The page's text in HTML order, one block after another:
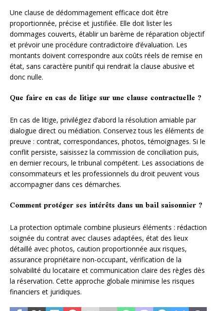
Une clause de dédommagement efficace doit être
proportionnée, précise et justifiée. Elle doit lister les
dommages couverts, établir un barème de réparation objectif
et prévoir une procédure contradictoire d’évaluation. Les
montants doivent correspondre aux coûts réels de remise en
état, sans caractère punitif qui rendrait la clause abusive et
donc nulle.
Que faire en cas de litige sur une clause contractuelle ?
En cas de litige, privilégiez d’abord la résolution amiable par
dialogue direct ou médiation. Conservez tous les éléments de
preuve : contrat, correspondances, photos, témoignages. Si le
conflit persiste, saisissez la commission de conciliation puis,
en dernier recours, le tribunal compétent. Les associations de
consommateurs et les professionnels du droit peuvent vous
accompagner dans ces démarches.
Comment protéger ses intérêts dans un bail saisonnier ?
La protection optimale combine plusieurs éléments : rédaction
soignée du contrat avec clauses adaptées, état des lieux
détaillé avec photos, caution proportionnée aux risques,
assurance propriétaire non-occupant, vérification de la
solvabilité du locataire et communication claire des règles dès
la réservation. Cette approche globale minimise les risques
financiers et juridiques.